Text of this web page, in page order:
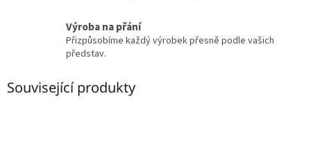
Výroba na přání
Přizpůsobíme každý výrobek přesně podle vašich
představ.
Související produkty